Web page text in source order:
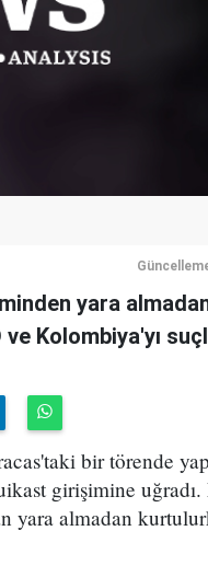
yara
Kolombiya'yı
bir törende
girişimine
yara almadan